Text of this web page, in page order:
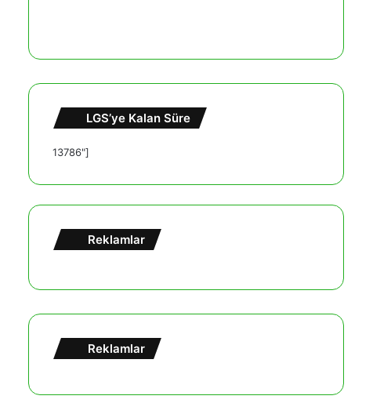
LGS’ye Kalan Süre
13786"]
Reklamlar
Reklamlar